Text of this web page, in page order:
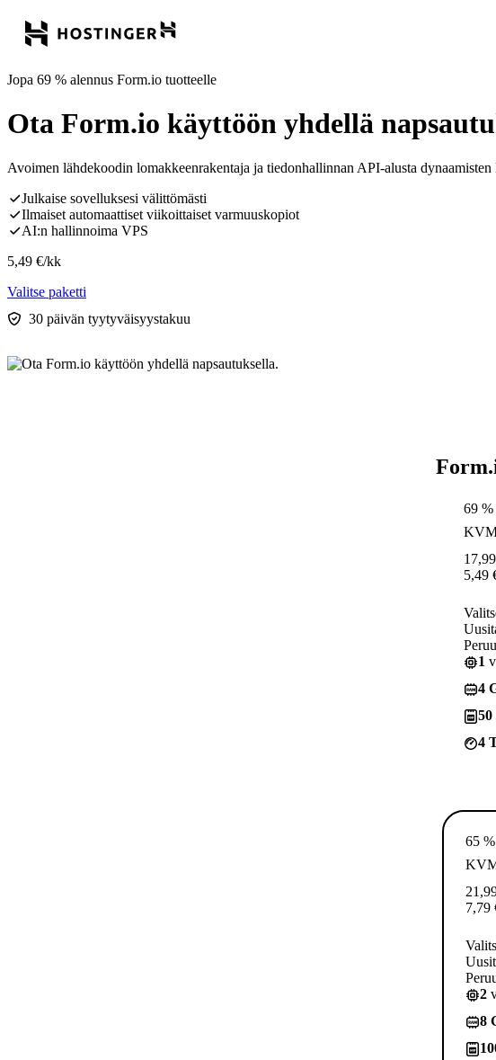
Jopa 69 % alennus Form.io tuotteelle
Ota Form.io käyttöön yhdellä
Avoimen lähdekoodin lomakkeenrakentaja ja tiedonhallinnan API-alusta
Julkaise sovelluksesi välittömästi
Ilmaiset automaattiset viikoittaiset varmuuskopiot
AI:n hallinnoima VPS
5,49 €/kk
Valitse paketti
30 päivän tyytyväisyystakuu
69 %
17,99
5,49
1
4
50
4
65
7,79
2
8